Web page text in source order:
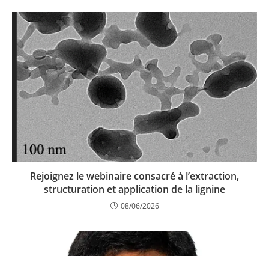
Rejoignez le webinaire consacré à l’extraction,
structuration et application de la lignine
08/06/2026